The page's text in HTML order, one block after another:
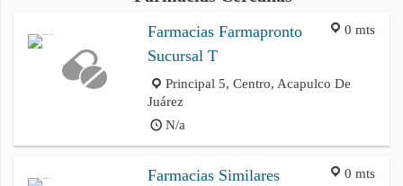
0 mts
Farmacias Farmapronto
Sucursal T
Principal 5, Centro, Acapulco De
Juárez
N/a
0 mts
Farmacias Similares